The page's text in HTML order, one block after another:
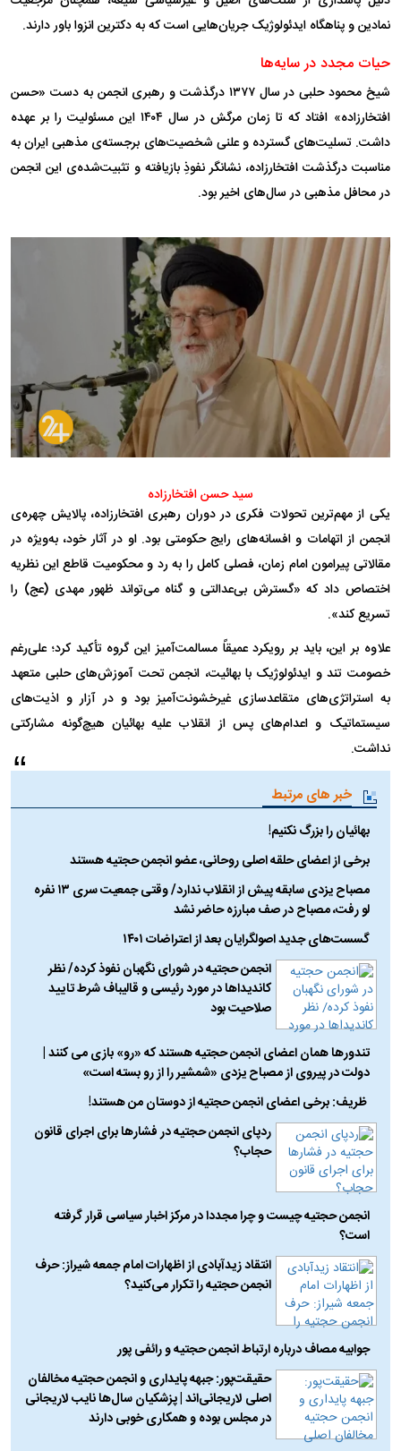
نمادین و پناهگاه ایدئولوژیک جریان‌هایی است که به دکترین انزوا باور دارند.
حیات مجدد در سایه‌ها
شیخ محمود حلبی در سال ۱۳۷۷ درگذشت و رهبری انجمن به دست «حسن
افتخارزاده» افتاد که تا زمان مرگش در سال ۱۴۰۴ این مسئولیت را بر عهده
داشت. تسلیت‌های گسترده و علنی شخصیت‌های برجسته‌ی مذهبی ایران به
مناسبت درگذشت افتخارزاده، نشانگر نفوذِ بازیافته و تثبیت‌شده‌ی این انجمن
در محافل مذهبی در سال‌های اخیر بود.
سید حسن افتخارزاده
یکی از مهم‌ترین تحولات فکری در دوران رهبری افتخارزاده، پالایش چهره‌ی
انجمن از اتهامات و افسانه‌های رایج حکومتی بود. او در آثار خود، به‌ویژه در
مقالاتی پیرامون امام زمان، فصلی کامل را به رد و محکومیت قاطع این نظریه
اختصاص داد که «گسترش بی‌عدالتی و گناه می‌تواند ظهور مهدی (عج) را
تسریع کند».
علاوه بر این، باید بر رویکرد عمیقاً مسالمت‌آمیز این گروه تأکید کرد؛ علی‌رغم
خصومت تند و ایدئولوژیک با بهائیت، انجمن تحت آموزش‌های حلبی متعهد
به استراتژی‌های متقاعدسازی غیرخشونت‌آمیز بود و در آزار و اذیت‌های
سیستماتیک و اعدام‌های پس از انقلاب علیه بهائیان هیچ‌گونه مشارکتی
نداشت.
خبر های مرتبط
بهائیان را بزرگ نکنیم!
برخی از اعضای حلقه اصلی روحانی، عضو انجمن حجتیه هستند
مصباح یزدی سابقه پیش از انقلاب ندارد/ وقتی جمعیت سری ۱۳ نفره
لو رفت، مصباح در صف مبارزه حاضر نشد
گسست‌های جدید اصولگرایان بعد از اعتراضات ۱۴۰۱
انجمن حجتیه در شورای نگهبان نفوذ کرده/ نظر
کاندیدا‌ها در مورد رئیسی و قالیباف شرط تایید
صلاحیت بود
تندورها همان اعضای انجمن حجتیه هستند که «رو» بازی می کنند |
دولت در پیروی از مصباح یزدی «شمشیر را از رو بسته است»
ظریف: برخی اعضای انجمن حجتیه از دوستان من هستند!
ردپای انجمن حجتیه در فشار‌ها برای اجرای قانون
حجاب؟
انجمن حجتیه چیست و چرا مجددا در مرکز اخبار سیاسی قرار گرفته
است؟
انتقاد زیدآبادی از اظهارات امام جمعه شیراز: حرف
انجمن حجتیه را تکرار می‌کنید؟
جوابیه مصاف درباره ارتباط انجمن حجتیه و رائفی پور
حقیقت‌پور: جبهه پایداری و انجمن حجتیه مخالفان
اصلی لاریجانی‌اند | پزشکیان سال‌ها نایب لاریجانی
در مجلس بوده و همکاری خوبی دارند